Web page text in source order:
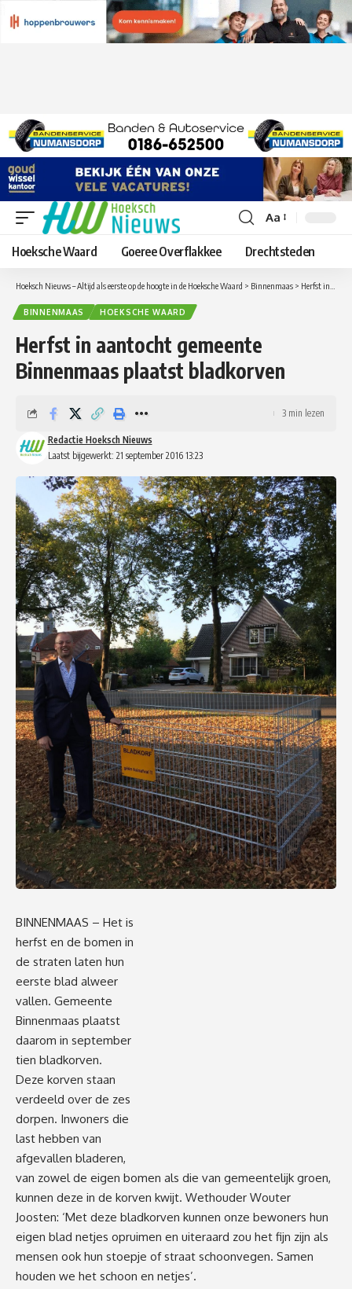
Lettergrootte
aanpassen
Aa
Hoeksche Waard Goeree Overflakkee Drechtsteden
Hoeksch Nieuws – Altijd als eerste op de hoogte in de Hoeksche Waard > Binnenmaas > Herfst in aantocht gemeente Binnenmaas plaatst bladkorven
BINNENMAAS HOEKSCHE WAARD
Herfst in aantocht gemeente
Binnenmaas plaatst bladkorven
Laatst bijgewerkt: 21 september 2016 13:23
Redactie Hoeksch Nieuws
3 min lezen
BINNENMAAS – Het is
herfst en de bomen in
de straten laten hun
eerste blad alweer
vallen. Gemeente
Binnenmaas plaatst
daarom in september
tien bladkorven.
Deze korven staan
verdeeld over de zes
dorpen. Inwoners die
last hebben van
afgevallen bladeren,
van zowel de eigen bomen als die van gemeentelijk groen,
kunnen deze in de korven kwijt. Wethouder Wouter
Joosten: ‘Met deze bladkorven kunnen onze bewoners hun
eigen blad netjes opruimen en uiteraard zou het fijn zijn als
mensen ook hun stoepje of straat schoonvegen. Samen
houden we het schoon en netjes’.